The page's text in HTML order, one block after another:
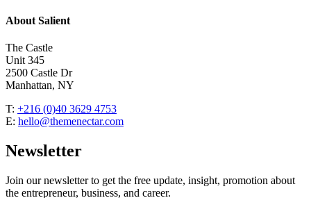
About Salient
The Castle
Unit 345
2500 Castle Dr
Manhattan, NY
T: +216 (0)40 3629 4753
E: hello@themenectar.com
Newsletter
Join our newsletter to get the free update, insight, promotion about
the entrepreneur, business, and career.